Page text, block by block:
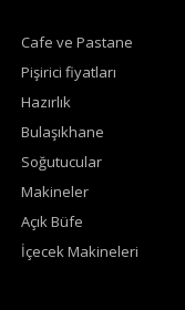
Cafe ve Pastane
Pişirici fiyatları
Hazırlık
Bulaşıkhane
Soğutucular
Makineler
Açık Büfe
İçecek Makineleri